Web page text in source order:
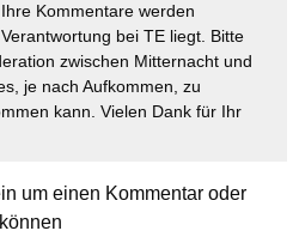
Kommentare werden
bei TE liegt. Bitte
zwischen Mitternacht und
je nach Aufkommen, zu
kann. Vielen Dank für Ihr
um einen Kommentar oder